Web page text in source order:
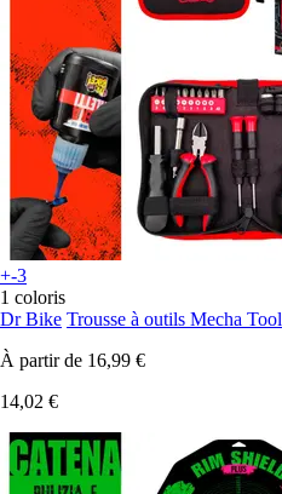
+-3
1 coloris
Dr Bike Trousse à outils Mecha Tool
À partir de 16,99 €
14,02 €